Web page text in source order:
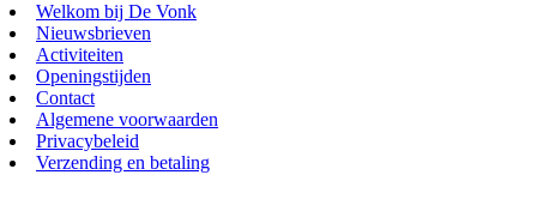
Welkom bij De Vonk
Nieuwsbrieven
Activiteiten
Openingstijden
Contact
Algemene voorwaarden
Privacybeleid
Verzending en betaling